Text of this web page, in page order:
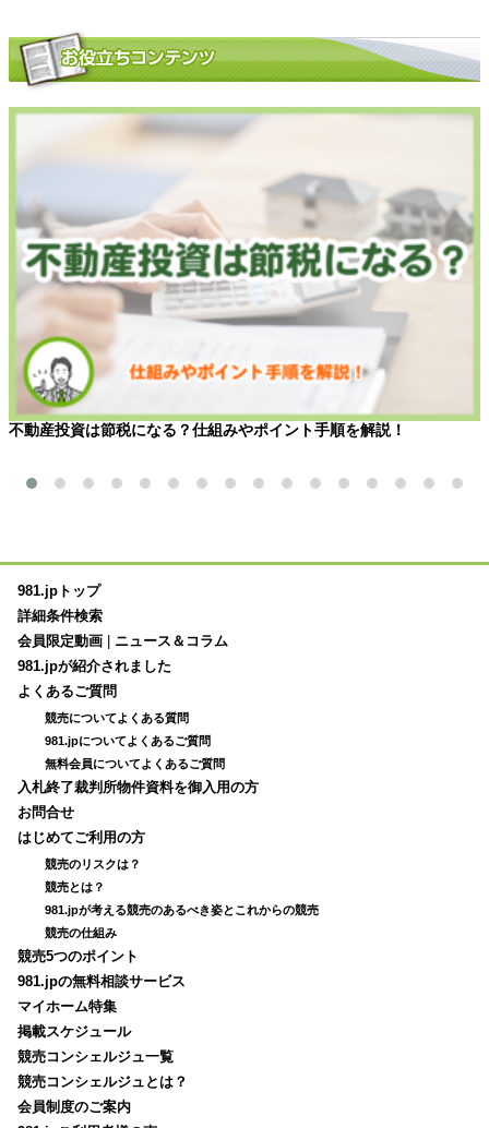
不動産投資は節税になる？仕組みやポイント手順を解説！
981.jpトップ
詳細条件検索
会員限定動画
ニュース＆コラム
981.jpが紹介されました
よくあるご質問
競売についてよくある質問
981.jpについてよくあるご質問
無料会員についてよくあるご質問
入札終了裁判所物件資料を御入用の方
お問合せ
はじめてご利用の方
競売のリスクは？
競売とは？
981.jpが考える競売のあるべき姿とこれからの競売
競売の仕組み
競売5つのポイント
981.jpの無料相談サービス
マイホーム特集
掲載スケジュール
競売コンシェルジュ一覧
競売コンシェルジュとは？
会員制度のご案内